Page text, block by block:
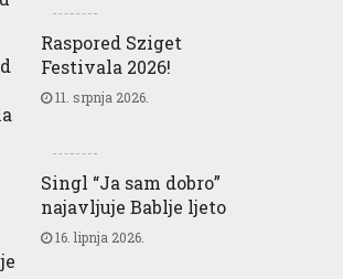
Raspored Sziget
Festivala 2026!
11. srpnja 2026.
Singl “Ja sam dobro”
najavljuje Bablje ljeto
16. lipnja 2026.